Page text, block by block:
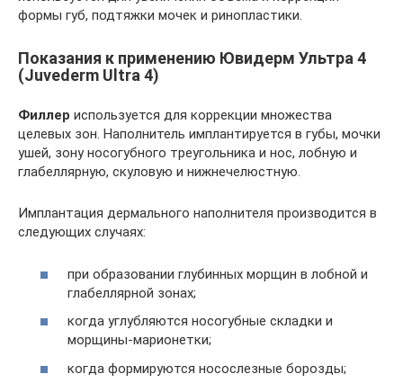
формы губ, подтяжки мочек и ринопластики.
Показания к применению Ювидерм Ультра 4
(Juvederm Ultra 4)
Филлер используется для коррекции множества
целевых зон. Наполнитель имплантируется в губы, мочки
ушей, зону носогубного треугольника и нос, лобную и
глабеллярную, скуловую и нижнечелюстную.
Имплантация дермального наполнителя производится в
следующих случаях:
при образовании глубинных морщин в лобной и
глабеллярной зонах;
когда углубляются носогубные складки и
морщины-марионетки;
когда формируются носослезные борозды;